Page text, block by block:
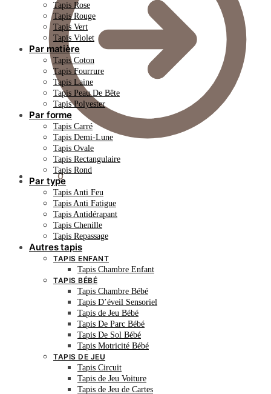
0.00€ 0
Tapis Rose
Tapis Rouge
Tapis Vert
Tapis Violet
Par matière
Tapis Coton
Tapis Fourrure
Tapis Laine
Tapis Peau De Bête
Tapis Polyester
Par forme
Tapis Carré
Tapis Demi-Lune
Tapis Ovale
Tapis Rectangulaire
Tapis Rond
Par type
Tapis Anti Feu
Tapis Anti Fatigue
Tapis Antidérapant
Tapis Chenille
Tapis Repassage
Autres tapis
TAPIS ENFANT
Tapis Chambre Enfant
TAPIS BÉBÉ
Tapis Chambre Bébé
Tapis D’éveil Sensoriel
Tapis de Jeu Bébé
Tapis De Parc Bébé
Tapis De Sol Bébé
Tapis Motricité Bébé
TAPIS DE JEU
Tapis Circuit
Tapis de Jeu Voiture
Tapis de Jeu de Cartes